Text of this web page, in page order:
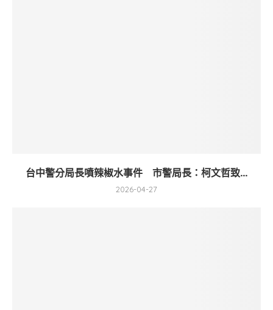
台中警分局長噴辣椒水事件 市警局長：柯文哲致...
2026-04-27